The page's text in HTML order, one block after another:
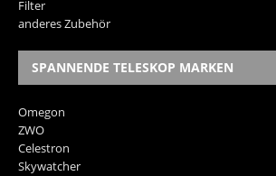
Filter
anderes Zubehör
SPANNENDE TELESKOP MARKEN
Omegon
ZWO
Celestron
Skywatcher